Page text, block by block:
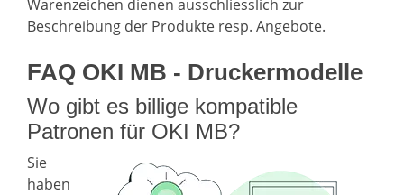
Warenzeichen dienen ausschliesslich zur
Beschreibung der Produkte resp. Angebote.
FAQ OKI MB - Druckermodelle
Wo gibt es billige kompatible
Patronen für OKI MB?
Sie
haben